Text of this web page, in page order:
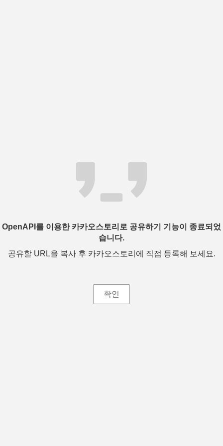
OpenAPI를 이용한 카카오스토리로 공유하기 기능이 종료되었
습니다.
공유할 URL을 복사 후 카카오스토리에 직접 등록해 보세요.
확인